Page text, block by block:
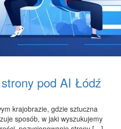
pod AI Łódź
krajobrazie, gdzie sztuczna
sposób, w jaki wyszukujemy